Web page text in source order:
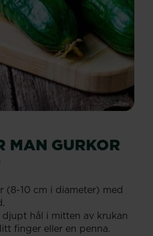
MAN GURKOR
(8-10 cm i diameter) med
hål i mitten av krukan
finger eller en penna.